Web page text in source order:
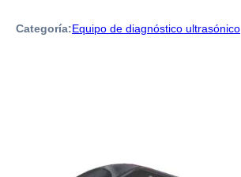
Categoría:Equipo de diagnóstico ultrasónico